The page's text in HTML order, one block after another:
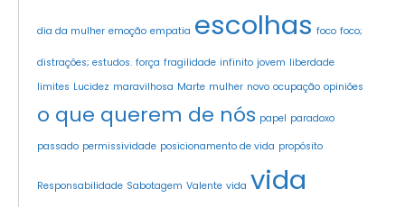
dia da mulher emoção empatia escolhas foco foco;
distrações; estudos. força fragilidade infinito jovem liberdade
limites Lucidez maravilhosa Marte mulher novo ocupação opiniões
o que querem de nós papel paradoxo
passado permissividade posicionamento de vida propósito
Responsabilidade Sabotagem Valente vida vida